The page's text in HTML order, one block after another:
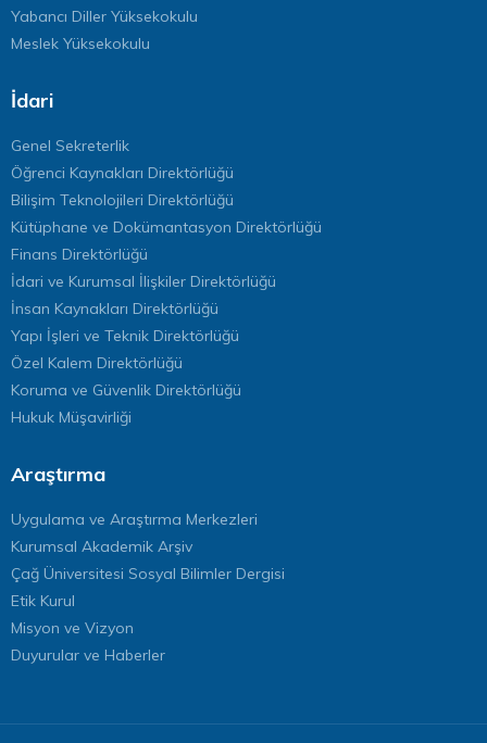
Yabancı Diller Yüksekokulu
Meslek Yüksekokulu
İdari
Genel Sekreterlik
Öğrenci Kaynakları Direktörlüğü
Bilişim Teknolojileri Direktörlüğü
Kütüphane ve Dokümantasyon Direktörlüğü
Finans Direktörlüğü
İdari ve Kurumsal İlişkiler Direktörlüğü
İnsan Kaynakları Direktörlüğü
Yapı İşleri ve Teknik Direktörlüğü
Özel Kalem Direktörlüğü
Koruma ve Güvenlik Direktörlüğü
Hukuk Müşavirliği
Araştırma
Uygulama ve Araştırma Merkezleri
Kurumsal Akademik Arşiv
Çağ Üniversitesi Sosyal Bilimler Dergisi
Etik Kurul
Misyon ve Vizyon
Duyurular ve Haberler